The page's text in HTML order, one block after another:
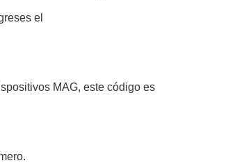
el
MAG, este código es